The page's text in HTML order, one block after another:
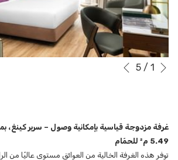
أزرار
الشرائح
سيؤدي
التالية
إلى
تحديث
السابق
1
/
5 التالي
5.49 م² للحمّام
توفر هذه الغرفة الخالية من العوائق مستوى عاليًا من